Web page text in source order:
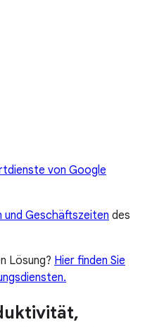
von Google
Geschäftszeiten des
Lösung? Hier finden Sie